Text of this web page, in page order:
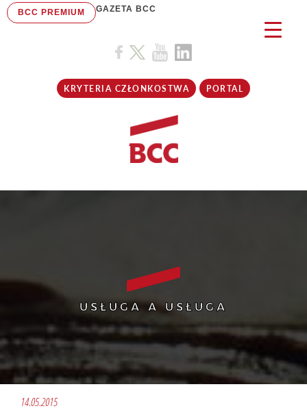
BCC PREMIUM GAZETA BCC
KRYTERIA CZŁONKOSTWA PORTAL
USŁUGA A USŁUGA
14.05.2015